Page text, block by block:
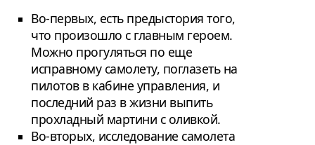
Во-первых, есть предыстория того,
что произошло с главным героем.
Можно прогуляться по еще
исправному самолету, поглазеть на
пилотов в кабине управления, и
последний раз в жизни выпить
прохладный мартини с оливкой.
Во-вторых, исследование самолета